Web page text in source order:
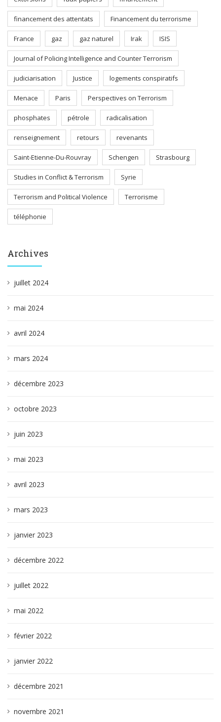
financement des attentats Financement du terrorisme
France gaz gaz naturel Irak ISIS
Journal of Policing Intelligence and Counter Terrorism
judiciarisation Justice logements conspiratifs
Menace Paris Perspectives on Terrorism
phosphates pétrole radicalisation
renseignement retours revenants
Saint-Etienne-Du-Rouvray Schengen Strasbourg
Studies in Conflict & Terrorism Syrie
Terrorism and Political Violence Terrorisme
téléphonie
Archives
juillet 2024
mai 2024
avril 2024
mars 2024
décembre 2023
octobre 2023
juin 2023
mai 2023
avril 2023
mars 2023
janvier 2023
décembre 2022
juillet 2022
mai 2022
février 2022
janvier 2022
décembre 2021
novembre 2021